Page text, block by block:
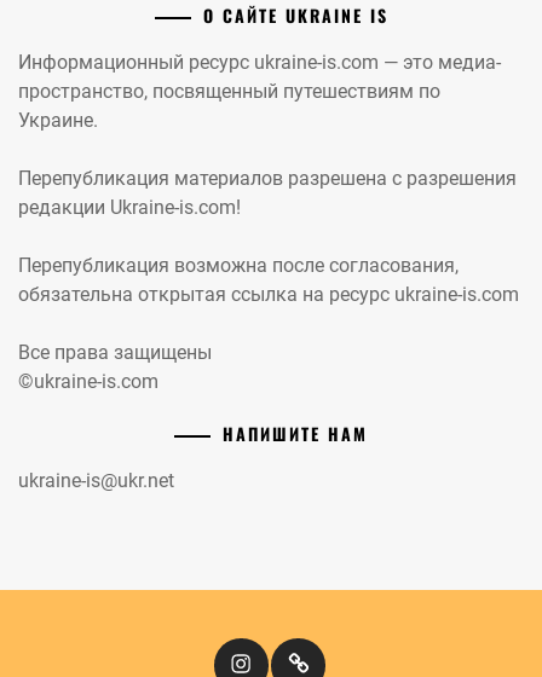
О САЙТЕ UKRAINE IS
Информационный ресурс ukraine-is.com — это медиа-
пространство, посвященный путешествиям по
Украине.
Перепубликация материалов разрешена с разрешения
редакции Ukraine-is.com!
Перепубликация возможна после согласования,
обязательна открытая ссылка на ресурс ukraine-is.com
Все права защищены
©ukraine-is.com
НАПИШИТЕ НАМ
ukraine-is@ukr.net
InstagramКіномандри